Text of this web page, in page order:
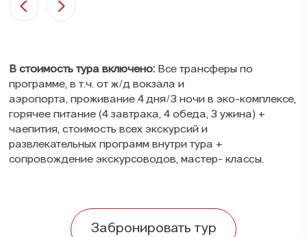
В стоимость тура включено: Все трансферы по
программе, в т.ч. от ж/д вокзала и
аэропорта, проживание 4 дня/3 ночи в эко-комплексе,
горячее питание (4 завтрака, 4 обеда, 3 ужина) +
чаепития, стоимость всех экскурсий и
развлекательных программ внутри тура +
сопровождение экскурсоводов, мастер- классы.
Забронировать тур